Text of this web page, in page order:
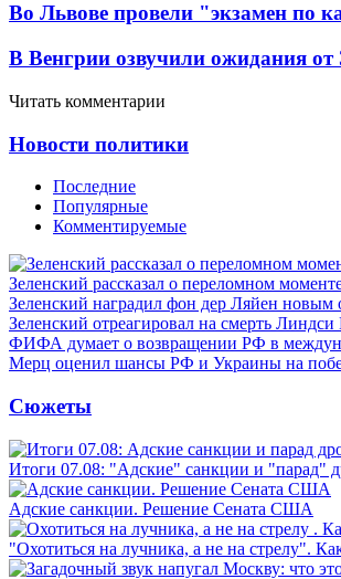
Во Львове провели "экзамен по
В Венгрии озвучили ожидания от
Читать комментарии
Новости политики
Последние
Популярные
Комментируемые
Зеленский рассказал о переломном
Зеленский наградил фон дер Ляйен новым
Зеленский отреагировал на смерть Линдси
ФИФА думает о возвращении РФ в
Мерц оценил шансы РФ и Украины на
Сюжеты
Итоги 07.08: "Адские" санкции и "парад"
Адские санкции. Решение Сената США
"Охотиться на лучника, а не на стрелу".